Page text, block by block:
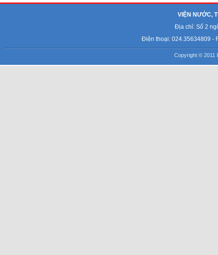
VIỆN NƯỚC,
Địa chỉ: Số 2
Điện thoại: 024.35634809 -
Copyright © 2011